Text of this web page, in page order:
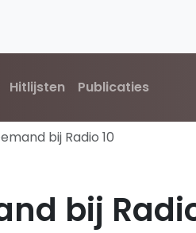
Hitlijsten Publicaties
bij Radio 10
bij